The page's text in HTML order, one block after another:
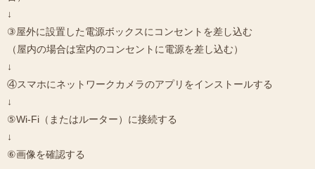
↓
③屋外に設置した電源ボックスにコンセントを差し込む
（屋内の場合は室内のコンセントに電源を差し込む）
↓
④スマホにネットワークカメラのアプリをインストールする
↓
⑤Wi-Fi（またはルーター）に接続する
↓
⑥画像を確認する